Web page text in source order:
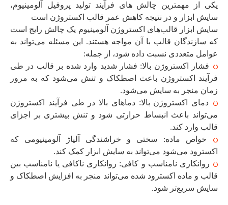
یکی از مهمترین چالش های فرآیند تولید پروفیل آلومینیوم،
سایش ابزار و در نتیجه کاهش عمر قالب اکستروژن است
سایش ابزار قالب‌های اکستروژن آلومینیوم یک چالش رایج است
که سازندگان قالب با آن مواجه هستند. این مسئله می‌تواند به
عوامل متعددی نسبت داده شود، از جمله:
فشار اکستروژن بالا: فشار شدید وارد شده بر قالب در طی
فرآیند اکستروژن باعث اصطکاک و تنش می‌شود که به مرور
زمان منجر به سایش می‌شود.
دمای اکستروژن بالا: دماهای بالا در طی فرآیند اکستروژن
می‌تواند باعث انبساط حرارتی شود و تنش بیشتری بر اجزای
قالب وارد کند.
خواص ماده: سختی و خراشندگی آلیاژ آلومینیومی که
اکسترود می‌شود می‌تواند به سایش ابزار کمک کند.
روانکاری نامناسب و کافی: روانکاری ناکافی یا نامناسب بین
قالب و ماده اکسترود شده می‌تواند منجر به افزایش اصطکاک و
سایش سریع‌تر شود.